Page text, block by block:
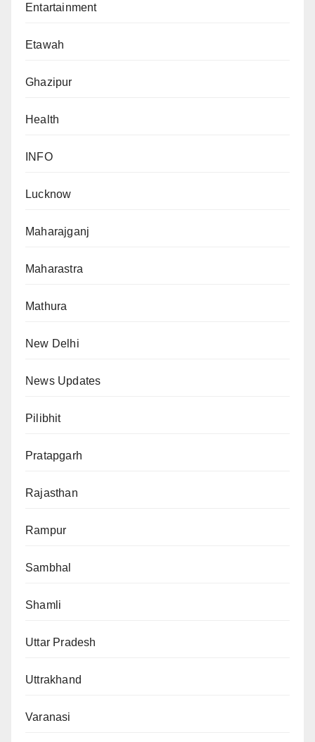
Entartainment
Etawah
Ghazipur
Health
INFO
Lucknow
Maharajganj
Maharastra
Mathura
New Delhi
News Updates
Pilibhit
Pratapgarh
Rajasthan
Rampur
Sambhal
Shamli
Uttar Pradesh
Uttrakhand
Varanasi